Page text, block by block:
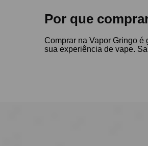
Por que
Comprar na Vapor Gringo
sua experiência de vape.